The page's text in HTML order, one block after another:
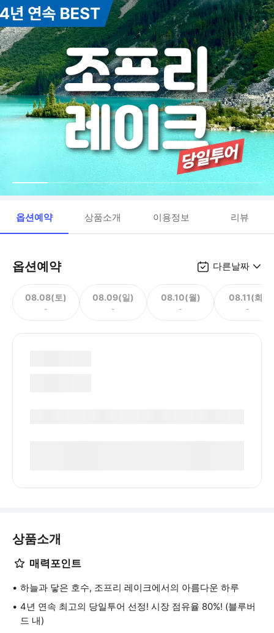
옵션예약 상품소개 이용정보 리뷰
옵션예약 다른날짜
08.08(토)
-
08.09(일)
-
08.10(월)
-
08.11(화)
-
상품소개
매력포인트
하늘과 닿은 호수, 조프리 레이크에서의 아름다운 하루
4년 연속 최고의 당일투어 선정! 시장 점유율 80%! (블루버
드 내)